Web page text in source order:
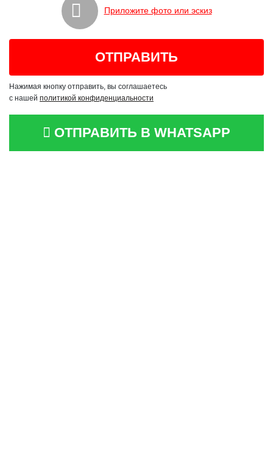
Приложите фото или эскиз
Нажимая кнопку отправить, вы соглашаетесь
с нашей политикой конфиденциальности
ОТПРАВИТЬ В WHATSAPP